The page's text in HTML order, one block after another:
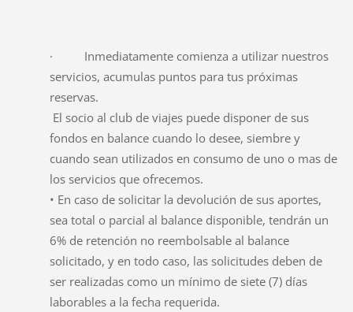
· Inmediatamente comienza a utilizar nuestros
servicios, acumulas puntos para tus próximas
reservas.
El socio al club de viajes puede disponer de sus
fondos en balance cuando lo desee, siembre y
cuando sean utilizados en consumo de uno o mas de
los servicios que ofrecemos.
• En caso de solicitar la devolución de sus aportes,
sea total o parcial al balance disponible, tendrán un
6% de retención no reembolsable al balance
solicitado, y en todo caso, las solicitudes deben de
ser realizadas como un mínimo de siete (7) días
laborables a la fecha requerida.